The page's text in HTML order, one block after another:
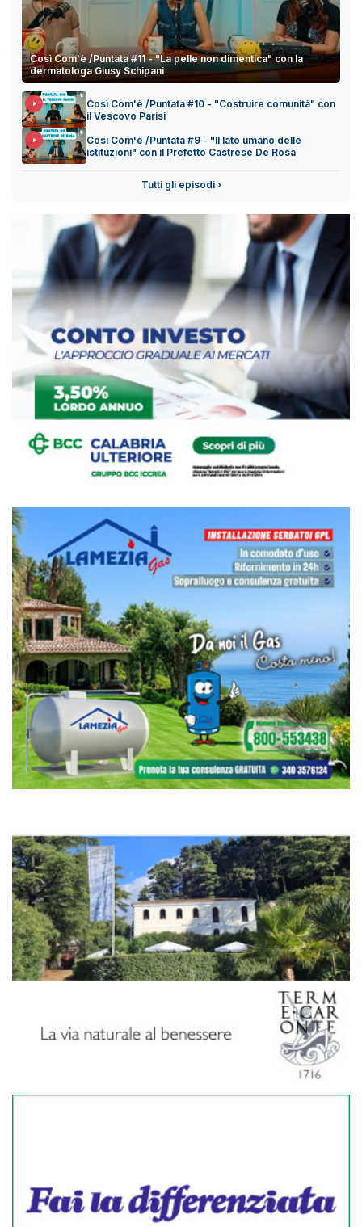
Così Com'è /Puntata #11 - "La pelle non dimentica" con la
dermatologa Giusy Schipani
Così Com'è /Puntata #10 - "Costruire comunità" con
il Vescovo Parisi
Così Com'è /Puntata #9 - "Il lato umano delle
istituzioni" con il Prefetto Castrese De Rosa
Tutti gli episodi ›